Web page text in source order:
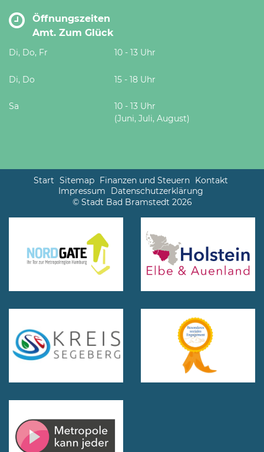
Öffnungszeiten
Amt. Zum Glück
Di, Do, Fr 10 - 13 Uhr
Di, Do 15 - 18 Uhr
Sa
10 - 13 Uhr
(Juni, Juli, August)
Start Sitemap Finanzen und Steuern Kontakt
Impressum
Datenschutzerklärung
© Stadt Bad Bramstedt 2026